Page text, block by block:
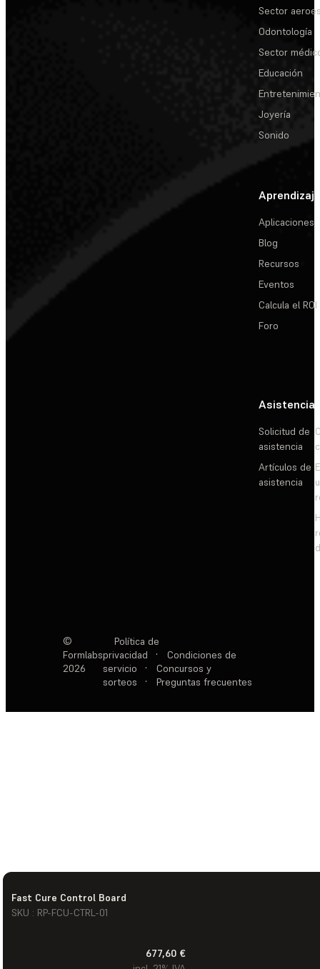
Fast Cure Control Board
SKU : RP-FCU-CTRL-01
677,60 €
Sector
Odontología
Sector
Educación
Joyería
Sonido
Aprendizaje
Aplicaciones
Blog
Recursos
Eventos
Calcula el ROI
Foro
Asistencia
Solicitud de
asistencia
Artículos de
asistencia
©
Formlabs
2026
Política de
privacidad
·
Condiciones de
servicio
·
Concursos y
sorteos
· Preguntas frecuentes